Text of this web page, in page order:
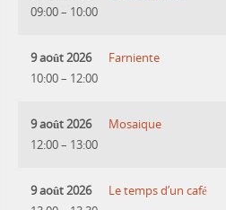
09:00– 10:00
9 août 2026
10:00– 12:00
Farniente
9 août 2026
12:00– 13:00
Mosaique
9 août 2026
Le temps d’un café